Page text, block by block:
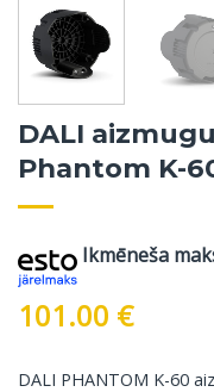
DALI
Phantom K-
Ikmēneša
101.00 €
DALI PHANTOM K-60